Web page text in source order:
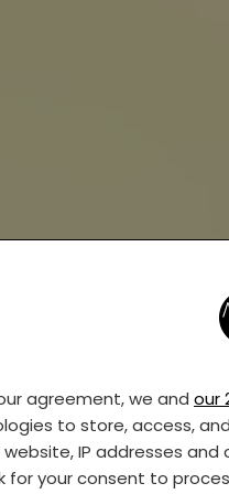
agreement, we and our
to store, access,
IP addresses
for your consent to